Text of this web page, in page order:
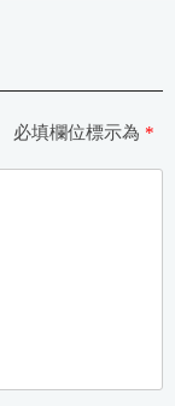
必填欄位標示為 *